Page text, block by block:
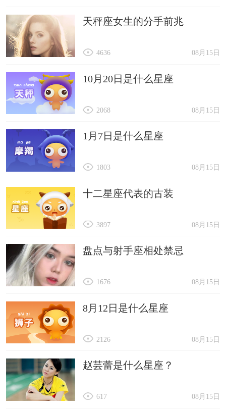
天秤座女生的分手前兆
08月15日
4636
10月20日是什么星座
08月15日
2068
1月7日是什么星座
08月15日
1803
十二星座代表的古装
08月15日
3897
盘点与射手座相处禁忌
08月15日
1676
8月12日是什么星座
08月15日
2126
赵芸蕾是什么星座？
08月15日
617